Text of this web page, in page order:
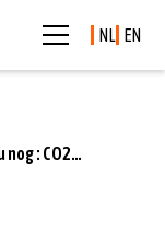
NL EN
: CO2